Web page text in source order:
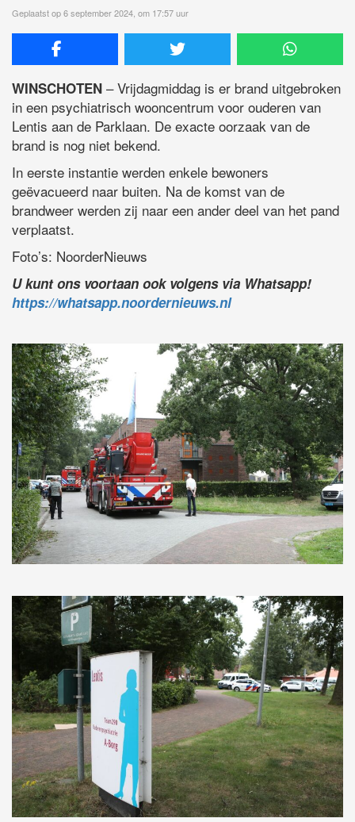
Geplaatst op 6 september 2024, om 17:57 uur
WINSCHOTEN – Vrijdagmiddag is er brand uitgebroken
in een psychiatrisch wooncentrum voor ouderen van
Lentis aan de Parklaan. De exacte oorzaak van de
brand is nog niet bekend.
In eerste instantie werden enkele bewoners
geëvacueerd naar buiten. Na de komst van de
brandweer werden zij naar een ander deel van het pand
verplaatst.
Foto’s: NoorderNieuws
U kunt ons voortaan ook volgens via Whatsapp!
https://whatsapp.noordernieuws.nl